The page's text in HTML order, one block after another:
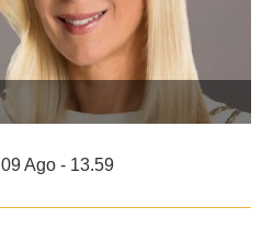
09 Ago - 13.59